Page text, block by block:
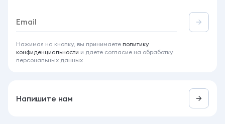
Нажимая на кнопку, вы принимаете политику
конфиденциальности и даете согласие на обработку
персональных данных
Напишите нам